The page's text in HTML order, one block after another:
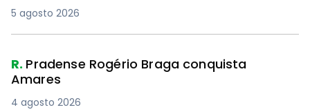
5 agosto 2026
R. Pradense Rogério Braga conquista
Amares
4 agosto 2026